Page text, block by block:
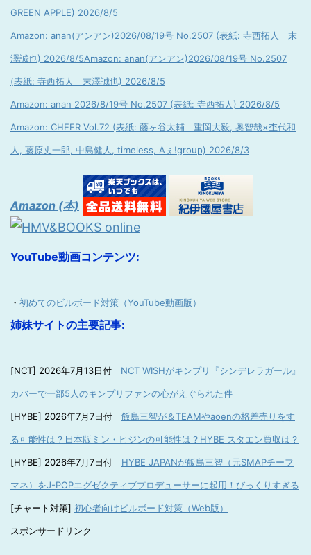
GREEN APPLE) 2026/8/5
Amazon: anan(アンアン)2026/08/19号 No.2507 (表紙: 寺西拓人 末
澤誠也) 2026/8/5Amazon: anan(アンアン)2026/08/19号 No.2507
(表紙: 寺西拓人 末澤誠也) 2026/8/5
Amazon: anan 2026/8/19号 No.2507 (表紙: 寺西拓人) 2026/8/5
Amazon: CHEER Vol.72 (表紙: 藤ヶ谷太輔 重岡大毅, 奥智哉×杢代和
人, 藤原丈一郎, 中島健人, timeless, Aぇ!group) 2026/8/3
Amazon (本)
YouTube動画コンテンツ:
・ 初めてのビルボード対策（YouTube動画版）
姉妹サイトの主要記事:
[NCT] 2026年7月13日付 NCT WISHがキンプリ『シンデレラガール』
カバーで一部5人のキンプリファンの心がえぐられた件
[HYBE] 2026年7月7日付 飯島三智が＆TEAMやaoenの格差売りをす
る可能性は？日本版ミン・ヒジンの可能性は？HYBE スタエン買収は？
[HYBE] 2026年7月7日付 HYBE JAPANが飯島三智（元SMAPチーフ
マネ）をJ-POPエグゼクティブプロデューサーに起用！びっくりすぎる
[チャート対策] 初心者向けビルボード対策（Web版）
スポンサードリンク